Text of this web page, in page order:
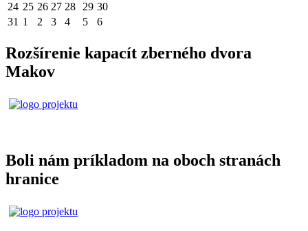
24 25 26 27 28 29 30
31 1 2 3 4 5 6
Rozšírenie kapacít zberného dvora
Makov
Boli nám príkladom na oboch stranách
hranice